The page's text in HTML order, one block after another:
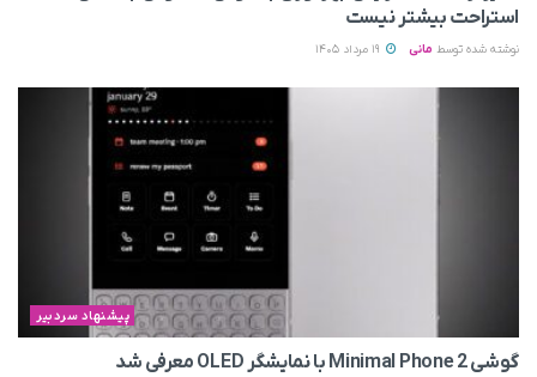
استراحت بیشتر نیست
نوشته شده توسط مانی
پیشنهاد سردبیر
گوشی Minimal Phone 2 با نمایشگر OLED معرفی شد